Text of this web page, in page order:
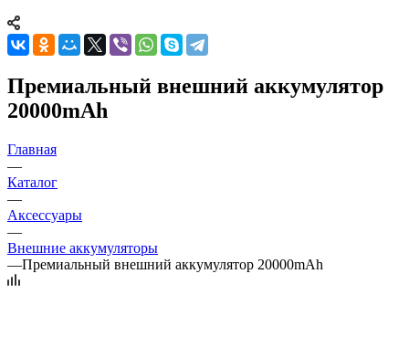
Премиальный внешний аккумулятор
20000mAh
Главная
—
Каталог
—
Аксессуары
—
Внешние аккумуляторы
—Премиальный внешний аккумулятор 20000mAh